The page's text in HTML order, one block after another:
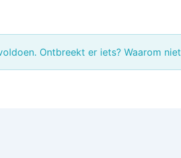
Ontbreekt er iets? Waarom niet